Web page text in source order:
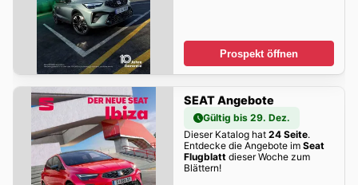
Prospekt öffnen
SEAT Angebote
Gültig bis 29. Dez.
Dieser Katalog hat 24 Seite.
Entdecke die Angebote im Seat
Flugblattdieser Woche zum
Blättern!